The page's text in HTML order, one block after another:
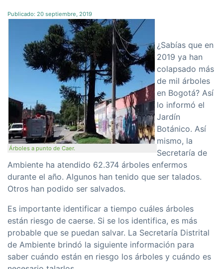
Publicado: 20 septiembre, 2019
Árboles a punto de Caer.
¿Sabías que en
2019 ya han
colapsado más
de mil árboles
en Bogotá? Así
lo informó el
Jardín
Botánico. Así
mismo, la
Secretaría de
Ambiente ha atendido 62.374 árboles enfermos
durante el año. Algunos han tenido que ser talados.
Otros han podido ser salvados.
Es importante identificar a tiempo cuáles árboles
están riesgo de caerse. Si se los identifica, es más
probable que se puedan salvar. La Secretaría Distrital
de Ambiente brindó la siguiente información para
saber cuándo están en riesgo los árboles y cuándo es